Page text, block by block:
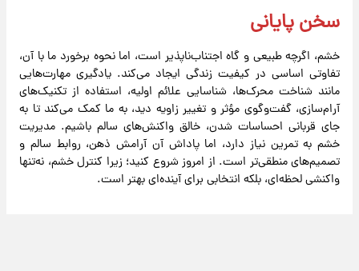
سخن پایانی
خشم، اگرچه طبیعی و گاه اجتناب‌ناپذیر است، اما نحوه برخورد ما با آن،
تفاوتی اساسی در کیفیت زندگی ایجاد می‌کند. یادگیری مهارت‌هایی
مانند شناخت محرک‌ها، شناسایی علائم اولیه، استفاده از تکنیک‌های
آرام‌سازی، گفت‌وگوی مؤثر و تغییر زاویه دید، به ما کمک می‌کند تا به
جای قربانی احساسات شدن، خالق واکنش‌های سالم باشیم. مدیریت
خشم به تمرین نیاز دارد، اما پاداش آن آرامش ذهن، روابط سالم و
تصمیم‌های منطقی‌تر است. از امروز شروع کنید؛ زیرا کنترل خشم، نه‌تنها
واکنشی لحظه‌ای، بلکه انتخابی برای آینده‌ای بهتر است.